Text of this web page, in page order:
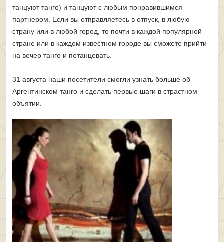
танцуют танго) и танцуют с любым понравившимся
партнером. Если вы отправляетесь в отпуск, в любую
страну или в любой город, то почти в каждой популярной
стране или в каждом известном городе вы сможете прийти
на вечер танго и потанцевать.
31 августа наши посетители смогли узнать больше об
Аргентинском танго и сделать первые шаги в страстном
объятии.